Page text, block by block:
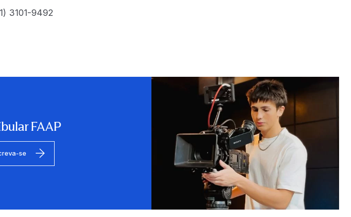
3101-9492
FAAP
se